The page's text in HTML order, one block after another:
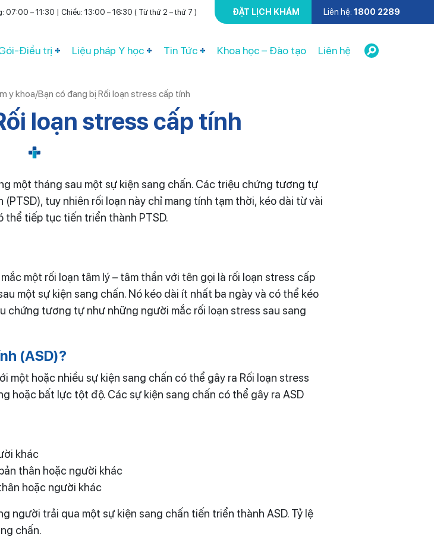
07:00 – 11:30 | Chiều: 13:00 – 16:30 ( Từ thứ 2 – thứ 7 ) ĐẶT LỊCH KHÁM Liên hệ: 1800 2289
Điều trị Liệu pháp Y học Tin Tức Khoa học – Đào tạo Liên hệ
y khoa/Bạn có đang bị Rối loạn stress cấp tính
loạn stress cấp tính
một tháng sau một sự kiện sang chấn. Các triệu chứng tương tự
tuy nhiên rối loạn này chỉ mang tính tạm thời, kéo dài từ vài
thể tiếp tục tiến triển thành PTSD.
một rối loạn tâm lý – tâm thần với tên gọi là rối loạn stress cấp
một sự kiện sang chấn. Nó kéo dài ít nhất ba ngày và có thể kéo
chứng tương tự như những người mắc rối loạn stress sau sang
(ASD)?
hoặc nhiều sự kiện sang chấn có thể gây ra Rối loạn stress
hoặc bất lực tột độ. Các sự kiện sang chấn có thể gây ra ASD
khác
thân hoặc người khác
hoặc người khác
người trải qua một sự kiện sang chấn tiến triển thành ASD. Tỷ lệ
chấn.